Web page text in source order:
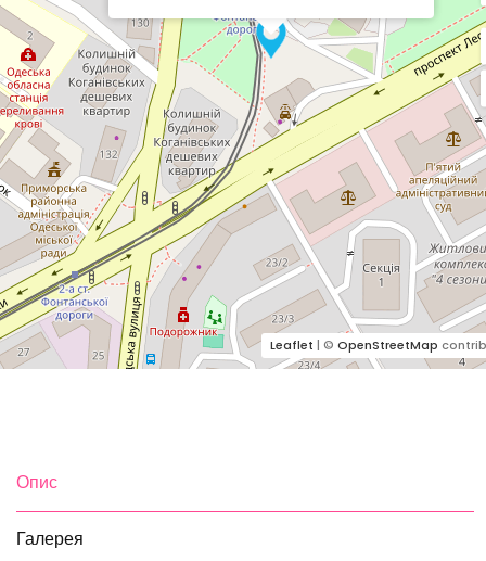
Leaflet | © OpenStreetMap
Опис
Галерея